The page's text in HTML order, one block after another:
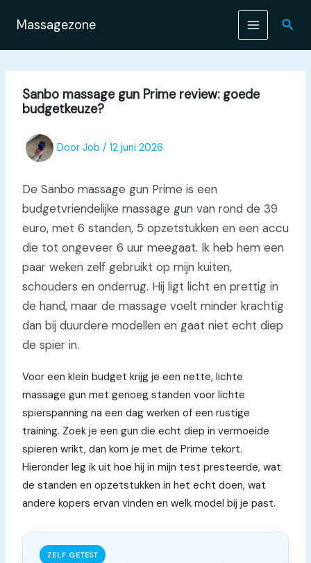
naar
inhoud
Massagezone
Sanbo massage gun Prime review: goede
budgetkeuze?
Door Job / 12 juni 2026
De Sanbo massage gun Prime is een
budgetvriendelijke massage gun van rond de 39
euro, met 6 standen, 5 opzetstukken en een accu
die tot ongeveer 6 uur meegaat. Ik heb hem een
paar weken zelf gebruikt op mijn kuiten,
schouders en onderrug. Hij ligt licht en prettig in
de hand, maar de massage voelt minder krachtig
dan bij duurdere modellen en gaat niet echt diep
de spier in.
Voor een klein budget krijg je een nette, lichte
massage gun met genoeg standen voor lichte
spierspanning na een dag werken of een rustige
training. Zoek je een gun die echt diep in vermoeide
spieren wrikt, dan kom je met de Prime tekort.
Hieronder leg ik uit hoe hij in mijn test presteerde, wat
de standen en opzetstukken in het echt doen, wat
andere kopers ervan vinden en welk model bij je past.
ZELF GETEST